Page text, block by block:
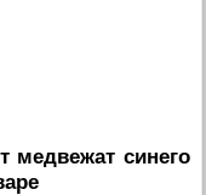
медвежат синего